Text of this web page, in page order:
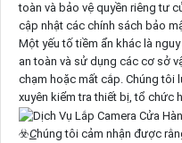
toàn và bảo vệ quyền riêng tư
cập nhật các chính sách bảo
Một yếu tố tiềm ẩn khác là
an toàn và sử dụng các cơ sở
chạm hoặc mất cắp. Chúng tôi
xuyên kiểm tra thiết bị, tổ chức
☣️Chúng tôi cảm nhận được